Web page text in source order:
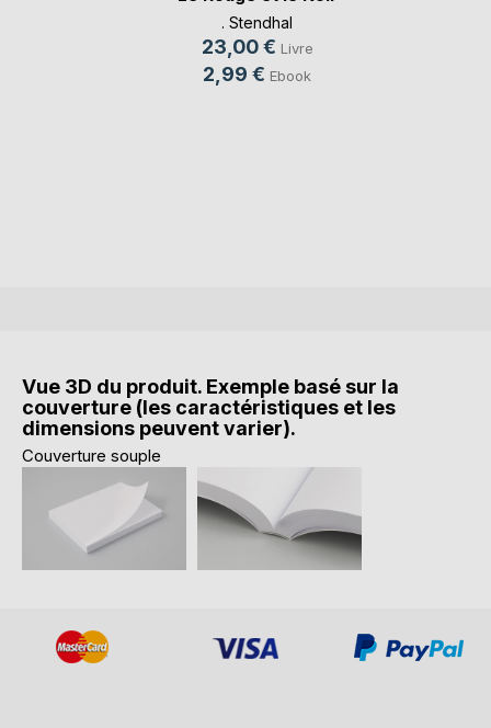
. Stendhal
23,00 € Livre
2,99 € Ebook
Vue 3D du produit. Exemple basé sur la
couverture (les caractéristiques et les
dimensions peuvent varier).
Couverture souple